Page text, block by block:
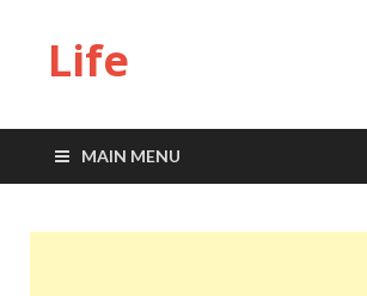
Life
MAIN MENU